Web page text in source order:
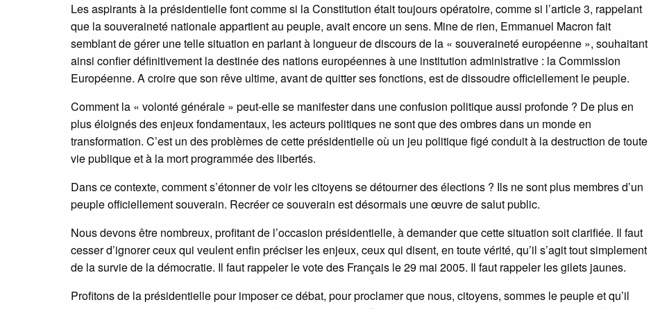
Les aspirants à la présidentielle font comme si la Constitution était toujours opératoire, comme si l’article 3, rappelant
que la souveraineté nationale appartient au peuple, avait encore un sens. Mine de rien, Emmanuel Macron fait
semblant de gérer une telle situation en parlant à longueur de discours de la « souveraineté européenne », souhaitant
ainsi confier définitivement la destinée des nations européennes à une institution administrative : la Commission
Européenne. A croire que son rêve ultime, avant de quitter ses fonctions, est de dissoudre officiellement le peuple.
Comment la « volonté générale » peut-elle se manifester dans une confusion politique aussi profonde ? De plus en
plus éloignés des enjeux fondamentaux, les acteurs politiques ne sont que des ombres dans un monde en
transformation. C’est un des problèmes de cette présidentielle où un jeu politique figé conduit à la destruction de toute
vie publique et à la mort programmée des libertés.
Dans ce contexte, comment s’étonner de voir les citoyens se détourner des élections ? Ils ne sont plus membres d’un
peuple officiellement souverain. Recréer ce souverain est désormais une œuvre de salut public.
Nous devons être nombreux, profitant de l’occasion présidentielle, à demander que cette situation soit clarifiée. Il faut
cesser d’ignorer ceux qui veulent enfin préciser les enjeux, ceux qui disent, en toute vérité, qu’il s’agit tout simplement
de la survie de la démocratie. Il faut rappeler le vote des Français le 29 mai 2005. Il faut rappeler les gilets jaunes.
Profitons de la présidentielle pour imposer ce débat, pour proclamer que nous, citoyens, sommes le peuple et qu’il